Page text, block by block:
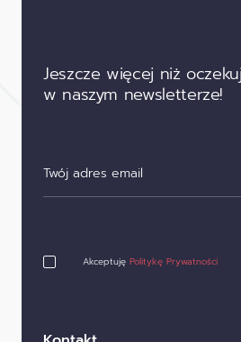
Jeszcze więcej niż
w naszym newsletterze!
Akceptuję Politykę Prywatności